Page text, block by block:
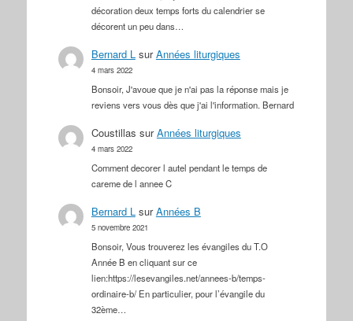
décoration deux temps forts du calendrier se
décorent un peu dans…
Bernard L surAnnées liturgiques
4 mars 2022
Bonsoir, J'avoue que je n'ai pas la réponse mais je
reviens vers vous dès que j'ai l'information. Bernard
Coustillas surAnnées liturgiques
4 mars 2022
Comment decorer l autel pendant le temps de
careme de l annee C
Bernard L surAnnées B
5 novembre 2021
Bonsoir, Vous trouverez les évangiles du T.O
Année B en cliquant sur ce
lien:https://lesevangiles.net/annees-b/temps-
ordinaire-b/ En particulier, pour l’évangile du
32ème…